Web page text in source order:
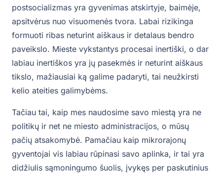
postsocializmas yra gyvenimas atskirtyje, baimėje,
apsitvėrus nuo visuomenės tvora. Labai rizikinga
formuoti ribas neturint aiškaus ir detalaus bendro
paveikslo. Mieste vykstantys procesai inertiški, o dar
labiau inertiškos yra jų pasekmės ir neturint aiškaus
tikslo, mažiausiai ką galime padaryti, tai neužkirsti
kelio ateities galimybėms.
Tačiau tai, kaip mes naudosime savo miestą yra ne
politikų ir net ne miesto administracijos, o mūsų
pačių atsakomybė. Pamačiau kaip mikrorajonų
gyventojai vis labiau rūpinasi savo aplinka, ir tai yra
didžiulis sąmoningumo šuolis, įvykęs per paskutinius